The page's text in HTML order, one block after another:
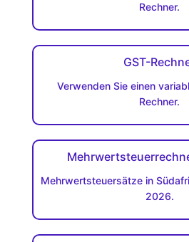
Rechner.
GST-
Verwenden Sie einen
Rechner.
Mehrwertsteuersätze in
2026.